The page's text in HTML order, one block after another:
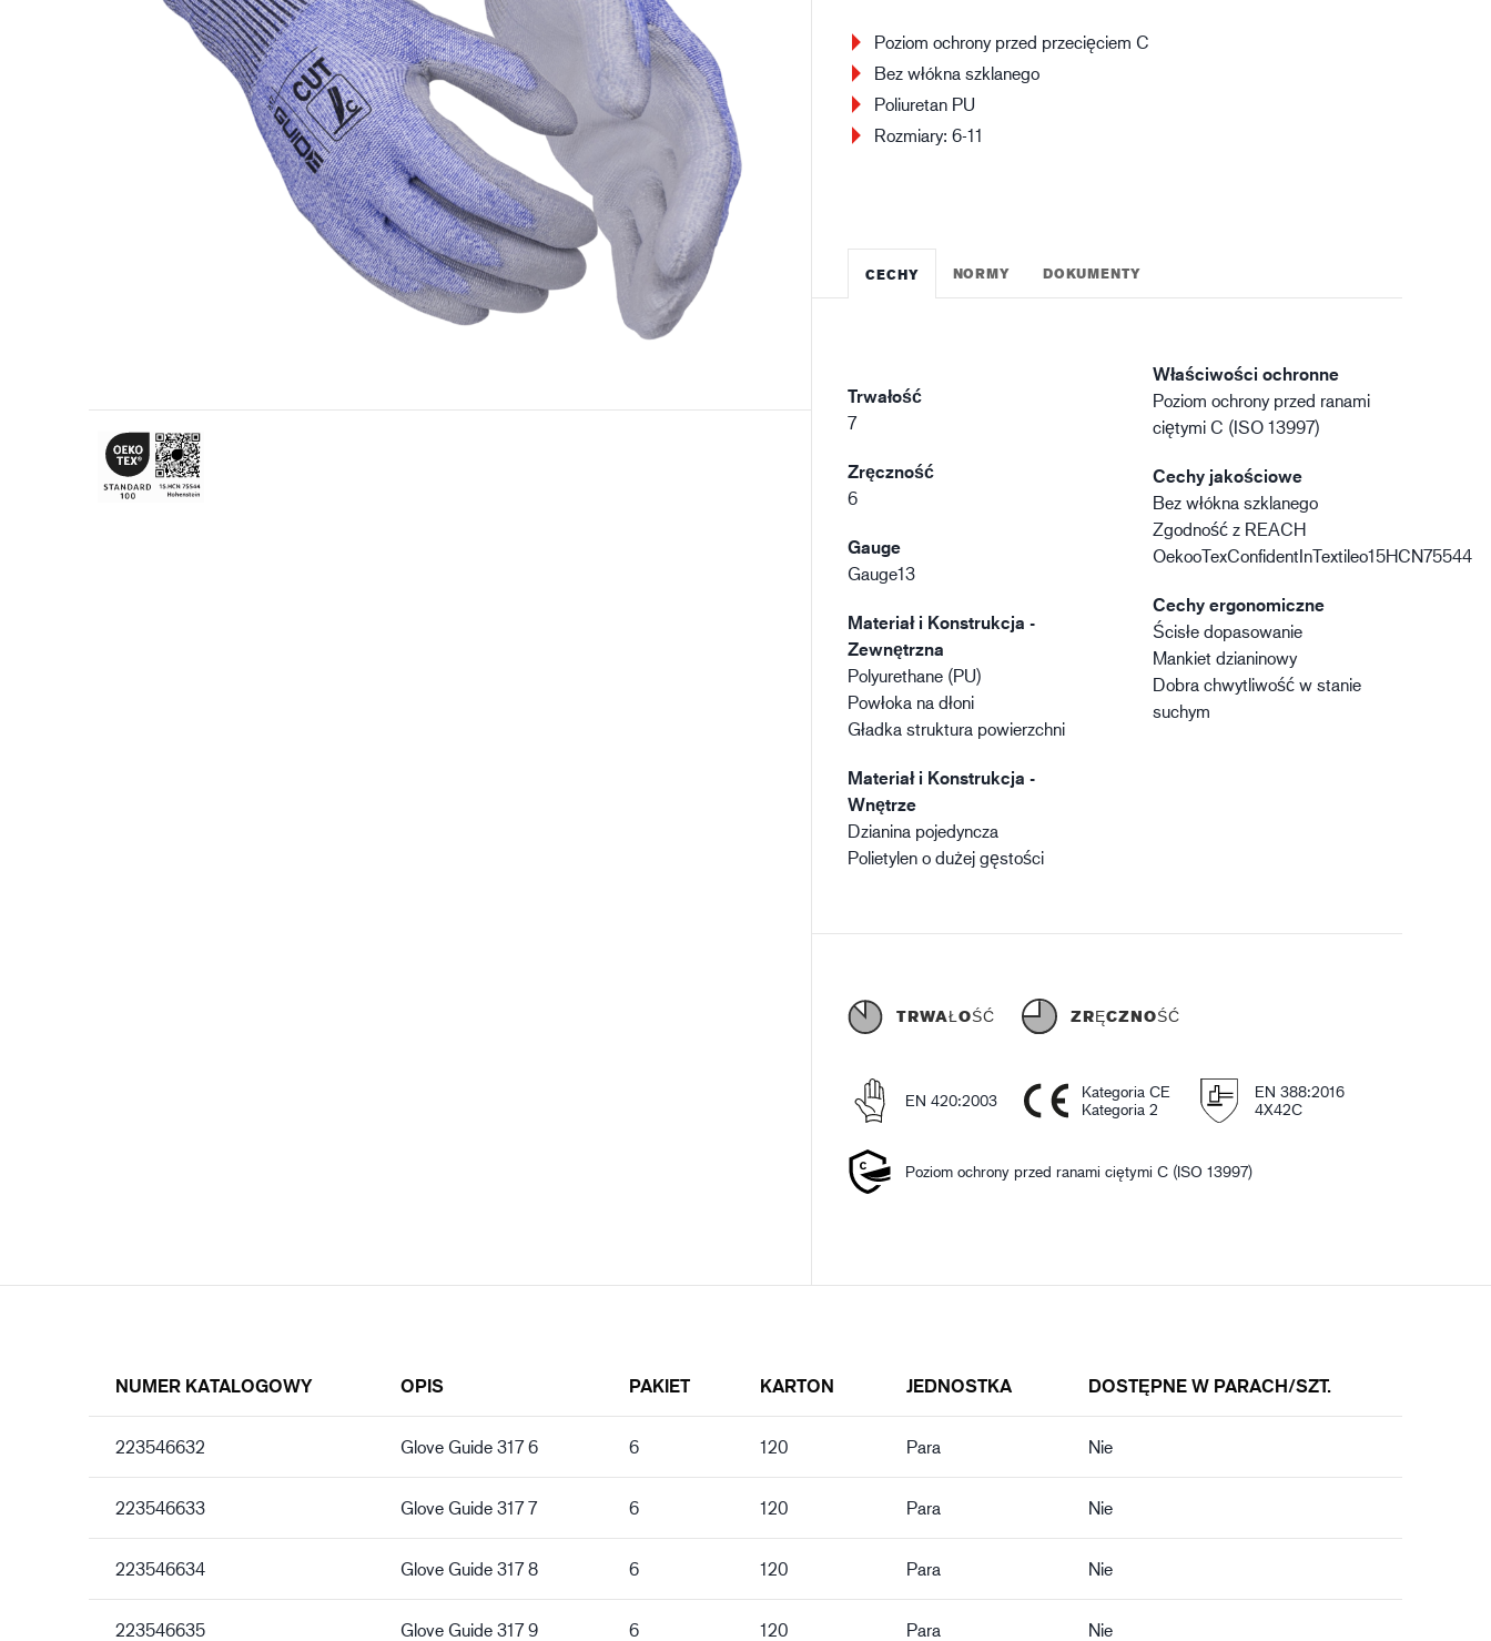
Przemysł naftowo-gazowy Budownictwo
Poziom ochrony przed przecięciem C
Bez włókna szklanego
Poliuretan PU
Rozmiary: 6-11
CECHY NORMY DOKUMENTY
Trwałość
7
Zręczność
6
Gauge
Gauge13
Materiał i Konstrukcja -
Zewnętrzna
Polyurethane (PU)
Powłoka na dłoni
Gładka struktura powierzchni
Materiał i Konstrukcja -
Wnętrze
Dzianina pojedyncza
Polietylen o dużej gęstości
Właściwości ochronne
Poziom ochrony przed ranami
ciętymi C (ISO 13997)
Cechy jakościowe
Bez włókna szklanego
Zgodność z REACH
OekooTexConfidentInTextileo15HCN75544
Cechy ergonomiczne
Ścisłe dopasowanie
Mankiet dzianinowy
Dobra chwytliwość w stanie
suchym
TRWAŁOŚĆ ZRĘCZNOŚĆ
EN 420:2003
Kategoria CE
Kategoria 2
EN 388:2016
4X42C
Poziom ochrony przed ranami ciętymi C (ISO 13997)
NUMER KATALOGOWY OPIS PAKIET KARTON JEDNOSTKA DOSTĘPNE W PARACH/SZT.
223546632 Glove Guide 317 6 6 120 Para Nie
223546633 Glove Guide 317 7 6 120 Para Nie
223546634 Glove Guide 317 8 6 120 Para Nie
223546635 Glove Guide 317 9 6 120 Para Nie